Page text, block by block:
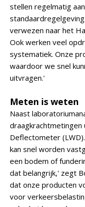
stellen regelmatig
verwezen naar het
Ook werken veel
systematiek. Onze
waardoor we snel
uitvragen.'
Meten is weten
Naast
draagkrachtmetingen
Deflectometer
kan snel worden
een bodem of
dat belangrijk,' zegt
dat onze producten
voor